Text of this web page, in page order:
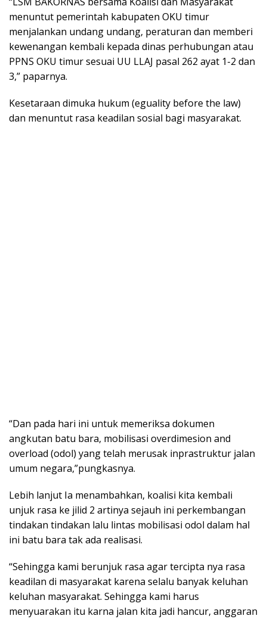
menuntut pemerintah kabupaten OKU timur
menjalankan undang undang, peraturan dan memberi
kewenangan kembali kepada dinas perhubungan atau
PPNS OKU timur sesuai UU LLAJ pasal 262 ayat 1-2 dan
3,” paparnya.
Kesetaraan dimuka hukum (eguality before the law)
dan menuntut rasa keadilan sosial bagi masyarakat.
“Dan pada hari ini untuk memeriksa dokumen
angkutan batu bara, mobilisasi overdimesion and
overload (odol) yang telah merusak inprastruktur jalan
umum negara,”pungkasnya.
Lebih lanjut Ia menambahkan, koalisi kita kembali
unjuk rasa ke jilid 2 artinya sejauh ini perkembangan
tindakan tindakan lalu lintas mobilisasi odol dalam hal
ini batu bara tak ada realisasi.
“Sehingga kami berunjuk rasa agar tercipta nya rasa
keadilan di masyarakat karena selalu banyak keluhan
keluhan masyarakat. Sehingga kami harus
menyuarakan itu karna jalan kita jadi hancur, anggaran